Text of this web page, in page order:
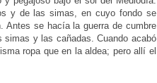
y de las simas, en cuyo fondo se
Antes se hacía la guerra de cumbre
simas y las cañadas. Cuando acabó
ropa que en la aldea; pero allí el